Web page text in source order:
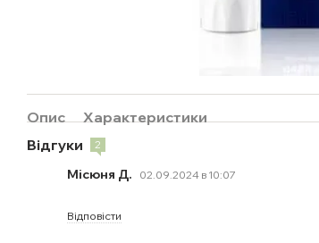
Опис
Характеристики
Відгуки
2
Місюня Д. 02.09.2024 в 10:07
Відповісти